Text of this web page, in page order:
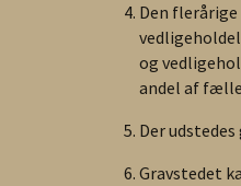
Den
og
andel af
Der
Gravstedet